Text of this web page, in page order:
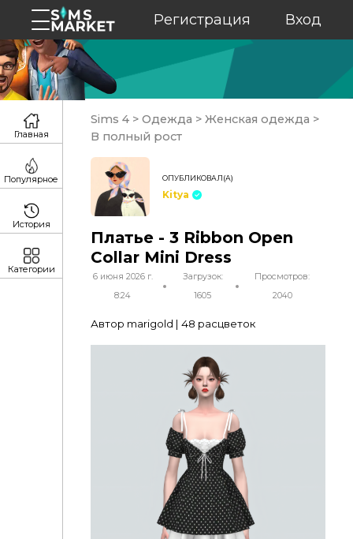
Регистрация Вход
Sims 4 > Одежда > Женская одежда >
В полный рост
ОПУБЛИКОВАЛ(А)
Kitya
Платье - 3 Ribbon Open
Collar Mini Dress
6 июня 2026 г.
8:24
Загрузок:
1605
Просмотров:
2040
Автор marigold | 48 расцветок
Главная
Популярное
История
Категории